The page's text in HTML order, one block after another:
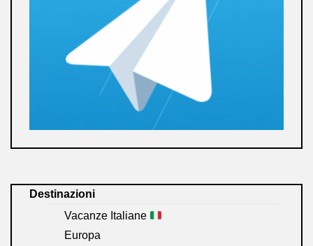
Destinazioni
Vacanze Italiane
Europa